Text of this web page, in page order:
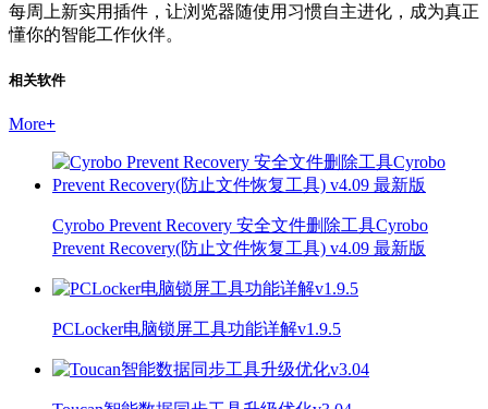
每周上新实用插件，让浏览器随使用习惯自主进化，成为真正
懂你的智能工作伙伴。
相关软件
More+
Cyrobo Prevent Recovery 安全文件删除工具Cyrobo
Prevent Recovery(防止文件恢复工具) v4.09 最新版
PCLocker电脑锁屏工具功能详解v1.9.5